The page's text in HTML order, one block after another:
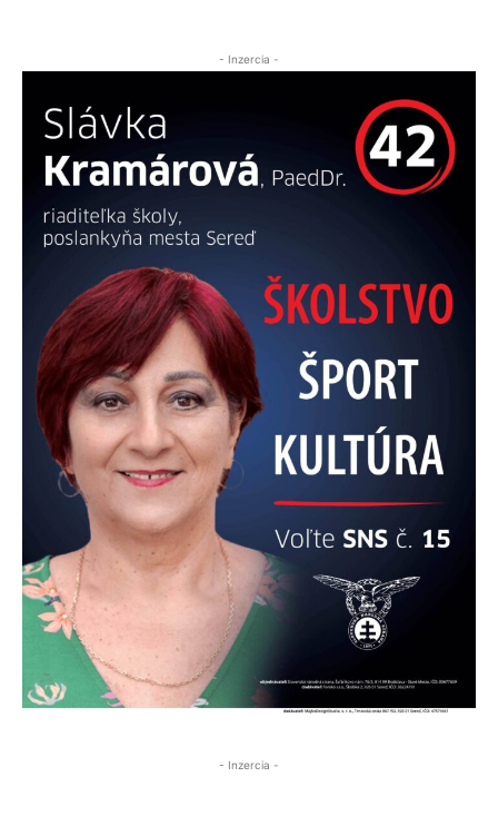
- Inzercia -
- Inzercia -